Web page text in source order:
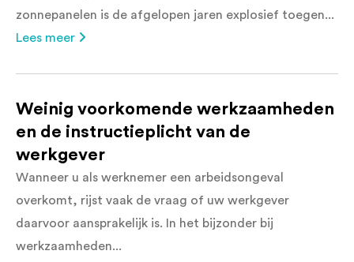
zonnepanelen is de afgelopen jaren explosief toegen...
Lees meer
Weinig voorkomende werkzaamheden
en de instructieplicht van de
werkgever
Wanneer u als werknemer een arbeidsongeval
overkomt, rijst vaak de vraag of uw werkgever
daarvoor aansprakelijk is. In het bijzonder bij
werkzaamheden...